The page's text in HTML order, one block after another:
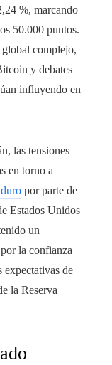
%, marcando
50.000 puntos.
global complejo,
y debates
influyendo en
las tensiones
en torno a
por parte de
Estados Unidos
un
la confianza
expectativas de
la Reserva